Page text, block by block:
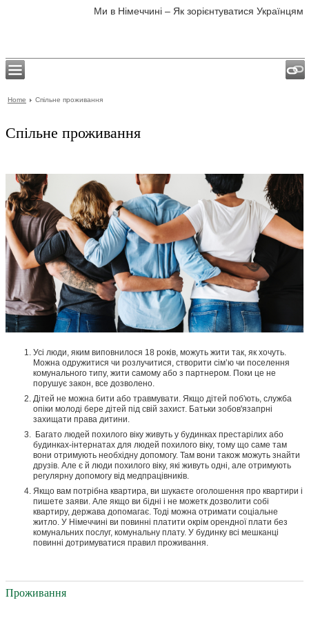
Ми в Німеччині – Як зорієнтуватися Українцям
Home Спільне проживання
Спільне проживання
Усі люди, яким виповнилося 18 років, можуть жити так, як хочуть.
Можна одружитися чи розлучитися, створити сім’ю чи поселення
комунального типу, жити самому або з партнером. Поки це не
порушує закон, все дозволено.
Дітей не можна бити або травмувати. Якщо дітей поб'ють, служба
опіки молоді бере дітей під свій захист. Батьки зобов'язапрні
захищати права дитини.
Багато людей похилого віку живуть у будинках престарілих або
будинках-інтернатах для людей похилого віку, тому що саме там
вони отримують необхідну допомогу. Там вони також можуть знайти
друзів. Але є й люди похилого віку, які живуть одні, але отримують
регулярну допомогу від медпрацівників.
Якщо вам потрібна квартира, ви шукаєте оголошення про квартири і
пишете заяви. Але якщо ви бідні і не можетк дозволити собі
квартиру, держава допомагає. Тоді можна отримати соціальне
житло. У Німеччині ви повинні платити окрім орендної плати без
комунальних послуг, комунальну плату. У будинку всі мешканці
повинні дотримуватися правил проживання.
Проживання